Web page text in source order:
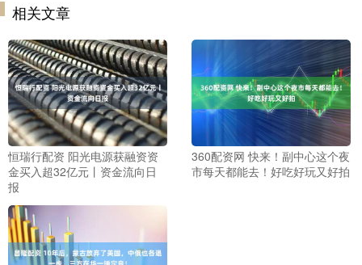
相关文章
恒瑞行配资 阳光电源获融资资
金买入超32亿元丨资金流向日
报
360配资网 快来！副中心这个夜
市每天都能去！好吃好玩又好拍